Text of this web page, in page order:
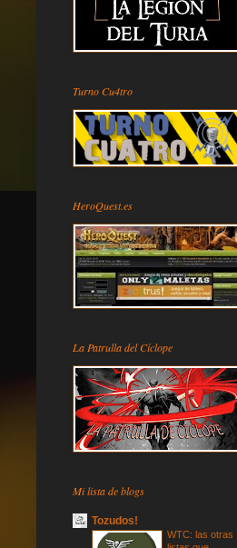
Turno Cu4tro
HeroQuest.es
La Patrulla del Cíclope
Mi lista de blogs
Tozudos!
WTC: las otras